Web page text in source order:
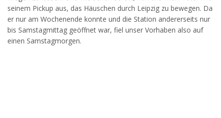
seinem Pickup aus, das Häuschen durch Leipzig zu bewegen. Da
er nur am Wochenende konnte und die Station andererseits nur
bis Samstagmittag geöffnet war, fiel unser Vorhaben also auf
einen Samstagmorgen.